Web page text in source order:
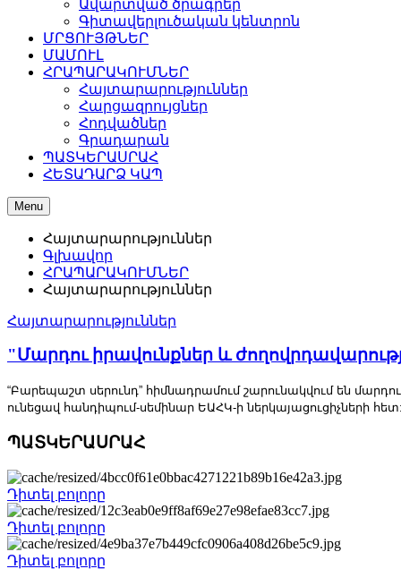
Ավարտված ծրագրեր
Գիտավերլուծական կենտրոն
ՄՐՑՈՒՅԹՆԵՐ
ՄԱՄՈՒԼ
ՀՐԱՊԱՐԱԿՈՒՄՆԵՐ
Հայտարարություններ
Հարցազրույցներ
Հոդվածներ
Գրադարան
ՊԱՏԿԵՐԱՍՐԱՀ
ՀԵՏԱԴԱՐՁ ԿԱՊ
Menu
Հայտարարություններ
Գլխավոր
ՀՐԱՊԱՐԱԿՈՒՄՆԵՐ
Հայտարարություններ
Հայտարարություններ
"Մարդու իրավունքներ և
“Բարեպաշտ սերունդ” հիմնադրամում շարունակվում են
ունեցավ հանդիպում-սեմինար ԵԱՀԿ-ի ներկայացուցիչների
ՊԱՏԿԵՐԱՍՐԱՀ
Դիտել բոլորը
Դիտել բոլորը
Դիտել բոլորը